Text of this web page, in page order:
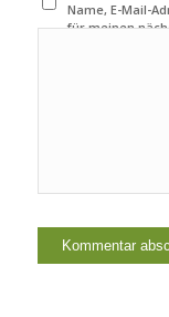
Name, E-Mail-
für meinen